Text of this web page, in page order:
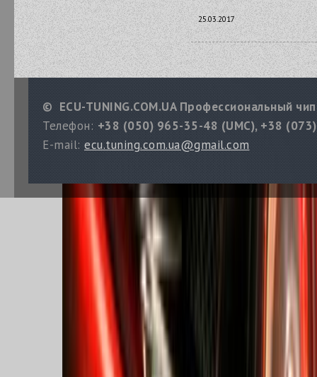
25.03.2017
© ECU-TUNING.COM.UA Профессиональный
Телефон: +38 (050) 965-35-48 (UMC), +38
E-mail: ecu.tuning.com.ua@gmail.com